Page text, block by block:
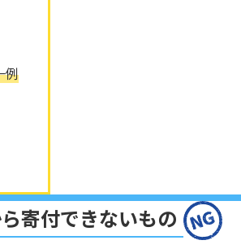
例
寄付できないもの